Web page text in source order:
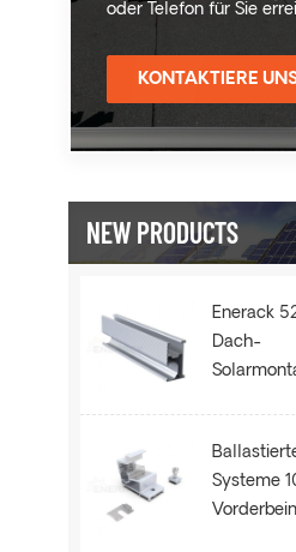
oder Telefon für Sie
KONTAKTIERE
NEW PRODUCTS
Enerack
Dach-
Systeme